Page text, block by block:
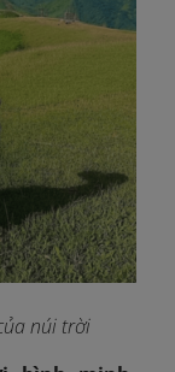
núi trời